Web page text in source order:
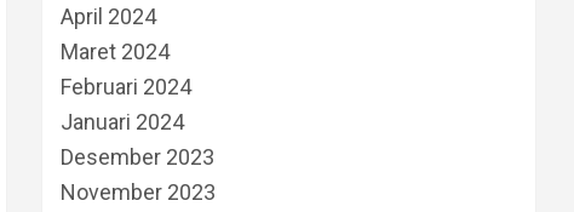
April 2024
Maret 2024
Februari 2024
Januari 2024
Desember 2023
November 2023